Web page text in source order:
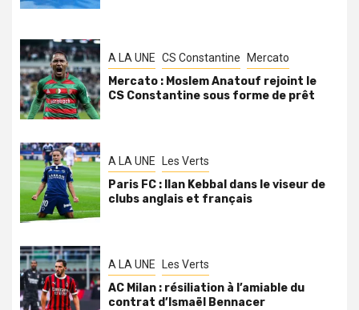
A LA UNE CS Constantine Mercato
Mercato : Moslem Anatouf rejoint le
CS Constantine sous forme de prêt
A LA UNE Les Verts
Paris FC : Ilan Kebbal dans le viseur de
clubs anglais et français
A LA UNE Les Verts
AC Milan : résiliation à l’amiable du
contrat d’Ismaël Bennacer